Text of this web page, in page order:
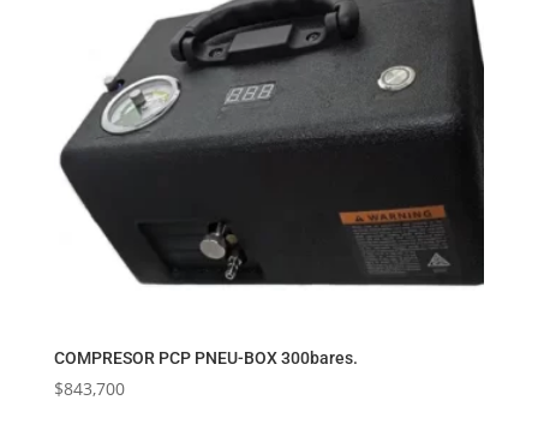
COMPRESOR PCP PNEU-BOX 300bares.
$843,700